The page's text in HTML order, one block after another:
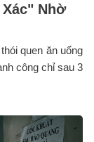
Nhờ
quen ăn uống
công chỉ sau 3